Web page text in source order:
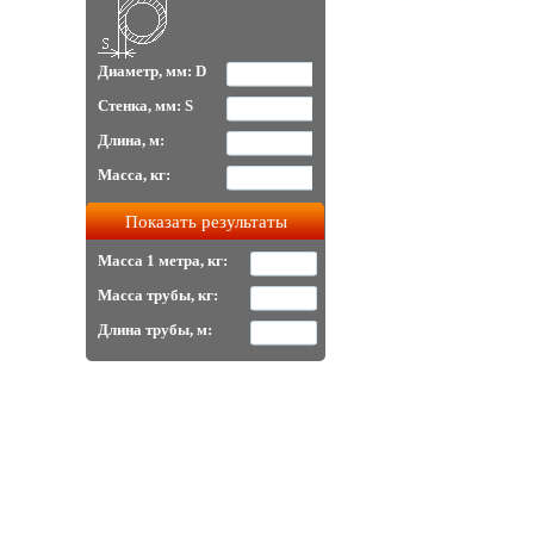
Диаметр, мм: D
Стенка, мм: S
Длина, м:
Масса, кг:
Масса 1 метра, кг:
Масса трубы, кг:
Длина трубы, м: